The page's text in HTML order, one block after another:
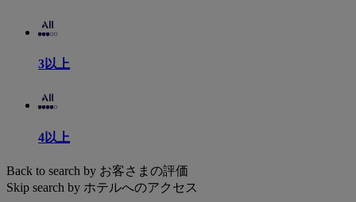
3以上
4以上
Back to search by お客さまの評価
Skip search by ホテルへのアクセス